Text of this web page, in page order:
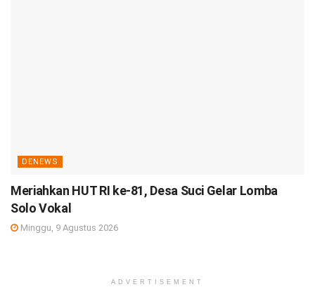
DENEWS
Meriahkan HUT RI ke-81, Desa Suci Gelar Lomba
Solo Vokal
Minggu, 9 Agustus 2026
ADVERTISEMENT